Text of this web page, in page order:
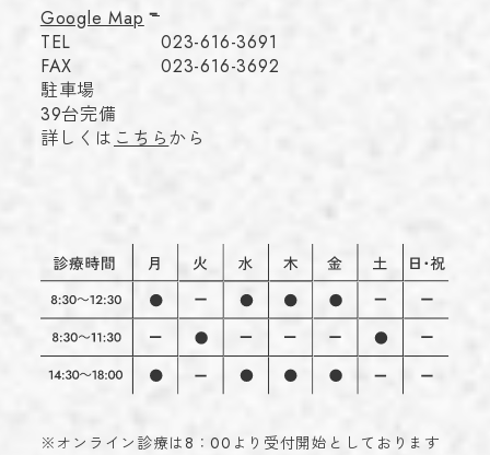
Google Map
TEL
023-616-3691
FAX
023-616-3692
駐車場
39台完備
詳しくは こちら から
※オンライン診療は8：00より受付開始としております